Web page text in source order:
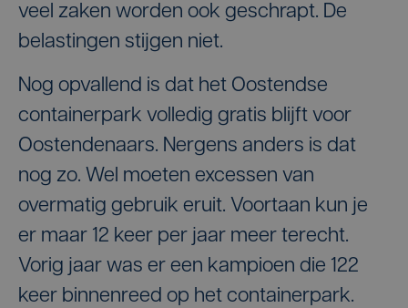
veel zaken worden ook geschrapt. De
belastingen stijgen niet.
Nog opvallend is dat het Oostendse
containerpark volledig gratis blijft voor
Oostendenaars. Nergens anders is dat
nog zo. Wel moeten excessen van
overmatig gebruik eruit. Voortaan kun je
er maar 12 keer per jaar meer terecht.
Vorig jaar was er een kampioen die 122
keer binnenreed op het containerpark.